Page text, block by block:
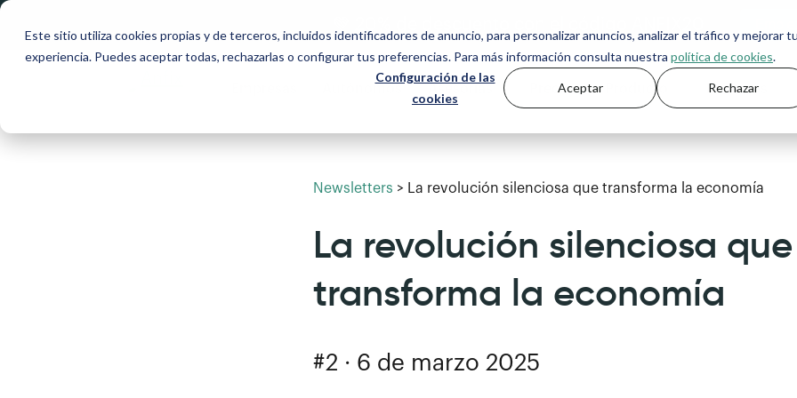
Este sitio utiliza cookies propias y de terceros, incluidos identificadores de anuncio, para personalizar anuncios, analizar el tráfico y mejorar
experiencia. Puedes aceptar todas, rechazarlas o configurar tus preferencias. Para más información consulta nuestra política de cookies.
Configuración de las
cookies
Aceptar Rechazar
Autónomos Asesorías Precios Producto Recursos
Newsletters > La revolución silenciosa que transforma la economía
La revolución silenciosa que
transforma la economía
#2 · 6 de marzo 2025